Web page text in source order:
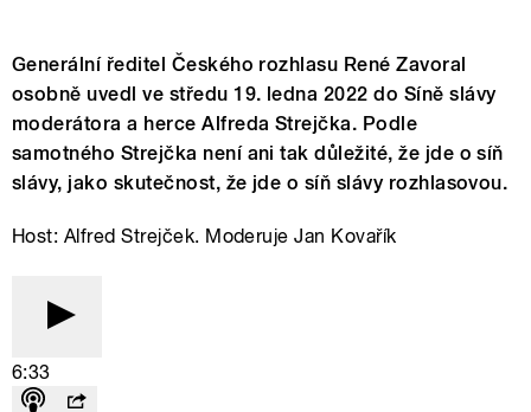
Generální ředitel Českého rozhlasu René Zavoral
osobně uvedl ve středu 19. ledna 2022 do Síně slávy
moderátora a herce Alfreda Strejčka. Podle
samotného Strejčka není ani tak důležité, že jde o síň
slávy, jako skutečnost, že jde o síň slávy rozhlasovou.
Host: Alfred Strejček. Moderuje Jan Kovařík
6:33